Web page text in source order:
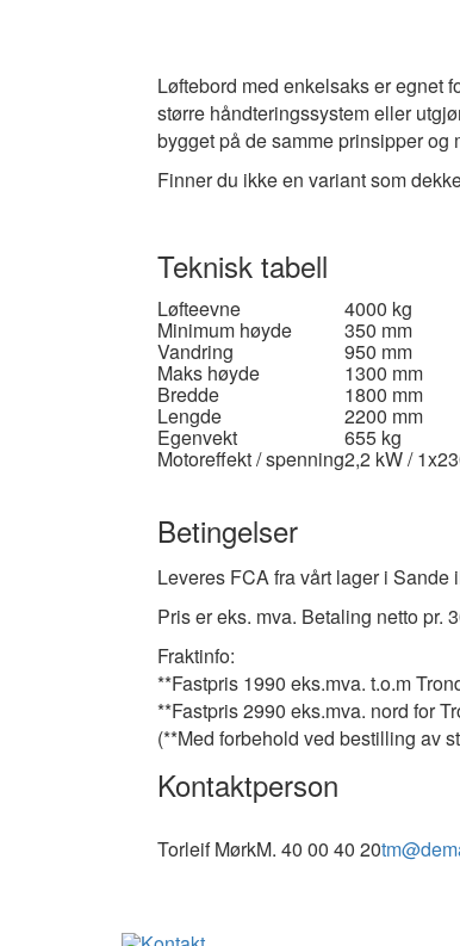
Løftebord med enkelsaks er egnet
større håndteringssystem eller
bygget på de samme prinsipper
Finner du ikke en variant som
Teknisk tabell
Løfteevne 4000 kg
Minimum høyde 350 mm
Vandring 950 mm
Maks høyde 1300 mm
Bredde 1800 mm
Lengde 2200 mm
Egenvekt 655 kg
Motoreffekt / spenning2,2 kW /
Betingelser
Leveres FCA fra vårt lager i Sande
Pris er eks. mva. Betaling netto pr.
Fraktinfo:
**Fastpris 1990 eks.mva. t.o.m
**Fastpris 2990 eks.mva. nord for
(**Med forbehold ved bestilling av
Kontaktperson
Torleif MørkM. 40 00 40 20